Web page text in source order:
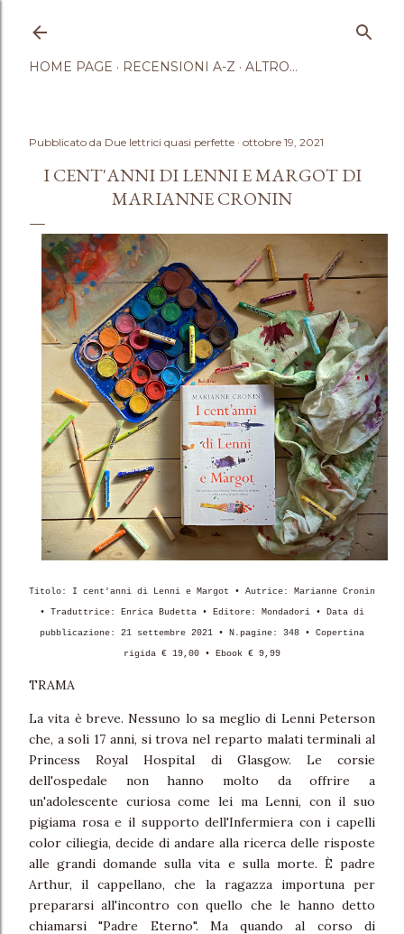
HOME PAGE RECENSIONI A-Z ALTRO…
Pubblicato da Due lettrici quasi perfette ottobre 19, 2021
I CENT'ANNI DI LENNI E MARGOT DI
MARIANNE CRONIN
Titolo: I cent'anni di Lenni e Margot • Autrice: Marianne Cronin
• Traduttrice: Enrica Budetta • Editore: Mondadori • Data di
pubblicazione: 21 settembre 2021 • N.pagine: 348 • Copertina
rigida € 19,00 • Ebook € 9,99
TRAMA
La vita è breve. Nessuno lo sa meglio di Lenni Peterson
che, a soli 17 anni, si trova nel reparto malati terminali al
Princess Royal Hospital di Glasgow. Le corsie
dell'ospedale non hanno molto da offrire a
un'adolescente curiosa come lei ma Lenni, con il suo
pigiama rosa e il supporto dell'Infermiera con i capelli
color ciliegia, decide di andare alla ricerca delle risposte
alle grandi domande sulla vita e sulla morte. È padre
Arthur, il cappellano, che la ragazza importuna per
prepararsi all'incontro con quello che le hanno detto
chiamarsi "Padre Eterno". Ma quando al corso di